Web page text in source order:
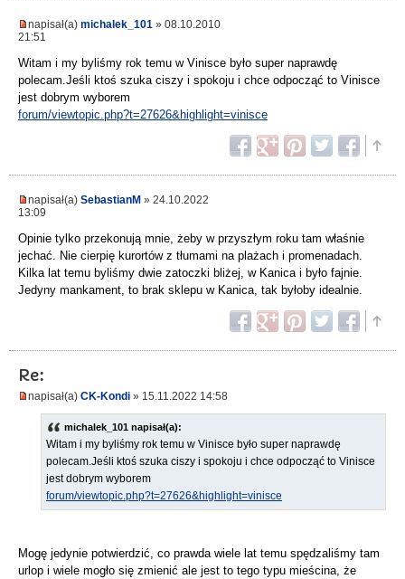
napisał(a) michalek_101 » 08.10.2010
21:51
Witam i my byliśmy rok temu w Vinisce było super naprawdę
polecam.Jeśli ktoś szuka ciszy i spokoju i chce odpocząć to Vinisce
jest dobrym wyborem
forum/viewtopic.php?t=27626&highlight=vinisce
napisał(a) SebastianM » 24.10.2022
13:09
Opinie tylko przekonują mnie, żeby w przyszłym roku tam właśnie
jechać. Nie cierpię kurortów z tłumami na plażach i promenadach.
Kilka lat temu byliśmy dwie zatoczki bliżej, w Kanica i było fajnie.
Jedyny mankament, to brak sklepu w Kanica, tak byłoby idealnie.
Re:
napisał(a) CK-Kondi » 15.11.2022 14:58
michalek_101 napisał(a):
Witam i my byliśmy rok temu w Vinisce było super naprawdę
polecam.Jeśli ktoś szuka ciszy i spokoju i chce odpocząć to Vinisce
jest dobrym wyborem
forum/viewtopic.php?t=27626&highlight=vinisce
Mogę jedynie potwierdzić, co prawda wiele lat temu spędzaliśmy tam
urlop i wiele mogło się zmienić ale jest to tego typu mieścina, że